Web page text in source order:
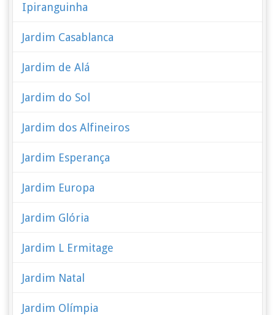
Ipiranguinha
Jardim Casablanca
Jardim de Alá
Jardim do Sol
Jardim dos Alfineiros
Jardim Esperança
Jardim Europa
Jardim Glória
Jardim L Ermitage
Jardim Natal
Jardim Olímpia